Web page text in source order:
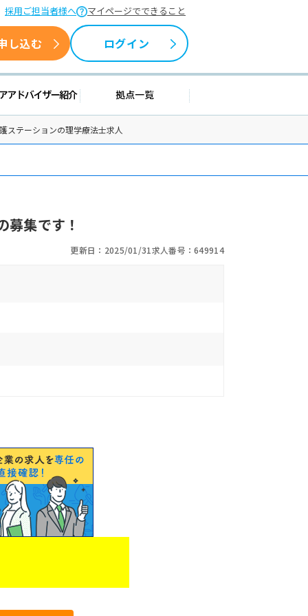
採用ご担当者様へ マイページでできること
し込む ログイン
情報 キャリアアドバイザー紹介拠点一覧
ステーションの理学療法士求人
集です！
更新日：2025/01/31求人番号：649914